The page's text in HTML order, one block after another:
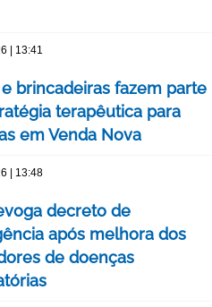
| 13:41
brincadeiras fazem parte
terapêutica para
em Venda Nova
| 13:48
decreto de
após melhora dos
de doenças